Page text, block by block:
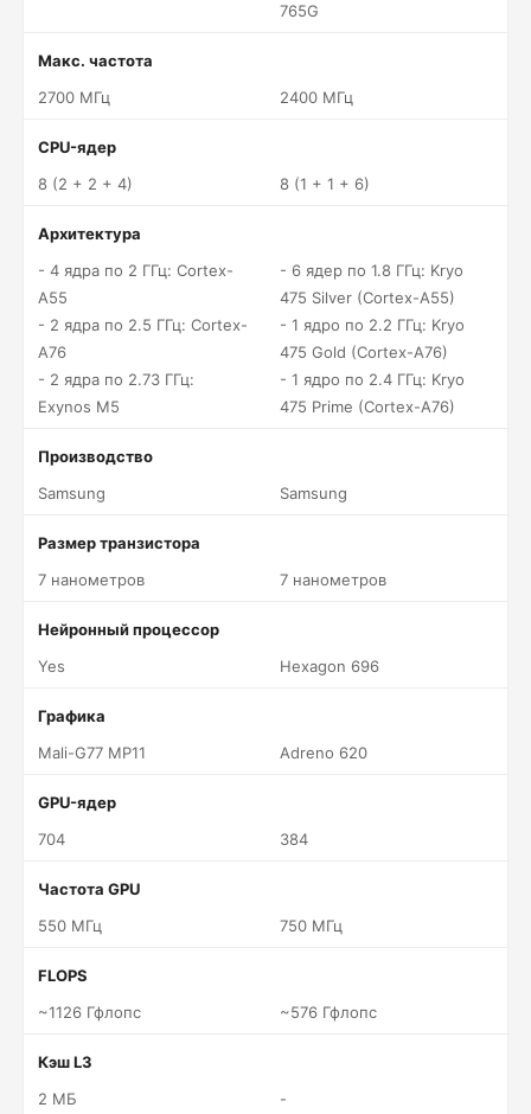
765G
Макс. частота
2700 МГц
2400 МГц
CPU-ядер
8 (2 + 2 + 4)
8 (1 + 1 + 6)
Архитектура
- 4 ядра по 2 ГГц: Cortex-
A55
- 2 ядра по 2.5 ГГц: Cortex-
A76
- 2 ядра по 2.73 ГГц:
Exynos M5
- 6 ядер по 1.8 ГГц: Kryo
475 Silver (Cortex-A55)
- 1 ядро по 2.2 ГГц: Kryo
475 Gold (Cortex-A76)
- 1 ядро по 2.4 ГГц: Kryo
475 Prime (Cortex-A76)
Производство
Samsung
Samsung
Размер транзистора
7 нанометров
7 нанометров
Нейронный процессор
Yes
Hexagon 696
Графика
Mali-G77 MP11
Adreno 620
GPU-ядер
704
384
Частота GPU
550 МГц
750 МГц
FLOPS
~1126 Гфлопс
~576 Гфлопс
Кэш L3
2 МБ
-